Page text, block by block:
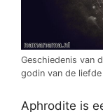
Geschiedenis van
godin van de
Aphrodite is